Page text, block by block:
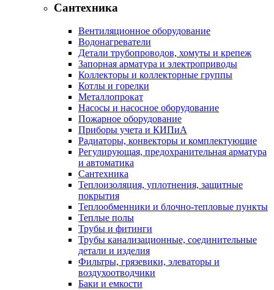
Сантехника
Вентиляционное оборудование
Водонагреватели
Детали трубопроводов, хомуты и крепеж
Запорная арматура и электроприводы
Коллекторы и коллекторные группы
Котлы и горелки
Металлопрокат
Насосы и насосное оборудование
Пожарное оборудование
Приборы учета и КИПиА
Радиаторы, конвекторы и комплектующие
Регулирующая, предохранительная арматура
и автоматика
Сантехника
Теплоизоляция, уплотнения, защитные
покрытия
Теплообменники и блочно-тепловые пункты
Теплые полы
Трубы и фитинги
Трубы канализационные, соединительные
детали и изделия
Фильтры, грязевики, элеваторы и
воздухоотводчики
Баки и емкости